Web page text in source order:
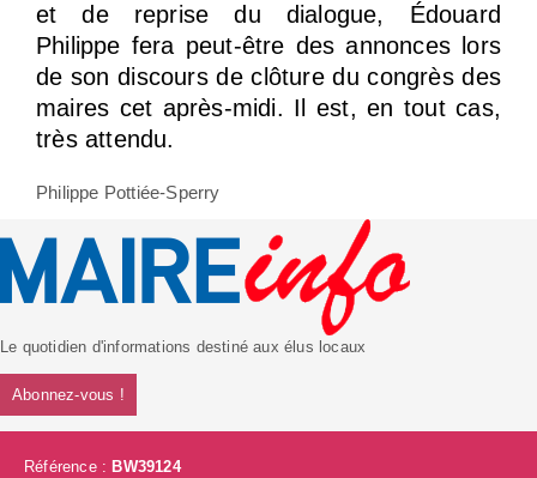
et de reprise du dialogue, Édouard
Philippe fera peut-être des annonces lors
de son discours de clôture du congrès des
maires cet après-midi. Il est, en tout cas,
très attendu.
Philippe Pottiée-Sperry
Le quotidien d'informations destiné aux élus locaux
Abonnez-vous !
Référence : BW39124